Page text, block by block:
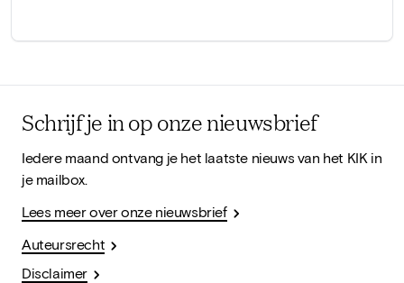
Schrijf je in op onze nieuwsbrief
Iedere maand ontvang je het laatste nieuws van het KIK in
je mailbox.
Lees meer over onze nieuwsbrief
Auteursrecht
Disclaimer